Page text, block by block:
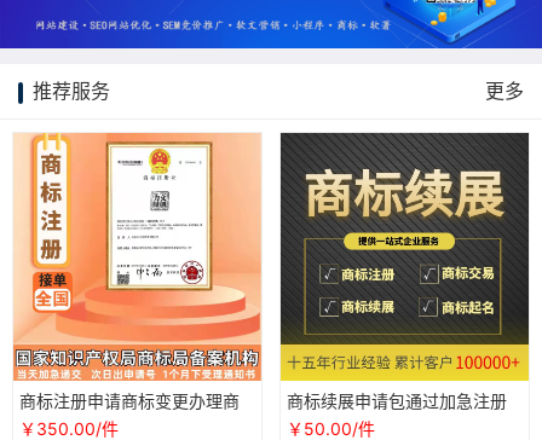
推荐服务 更多
商标注册申请商标变更办理商
标续展商标转让软件著作权代
￥350.00/件
商标续展申请包通过加急注册
提交专业查询商标变更转让当
￥50.00/件